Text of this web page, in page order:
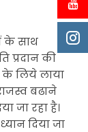
के साथ
प्रदान की
के लिये लाया
बढाने
जा रहा है।
दिया जा